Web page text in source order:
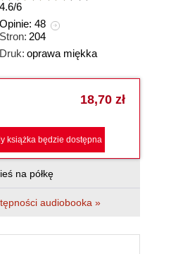
4.6/6
Opinie: 48
Stron: 204
Druk: oprawa miękka
18,70 zł
książka będzie dostępna
na półkę
audiobooka »